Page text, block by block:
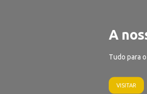
A
Tudo para
VISITAR